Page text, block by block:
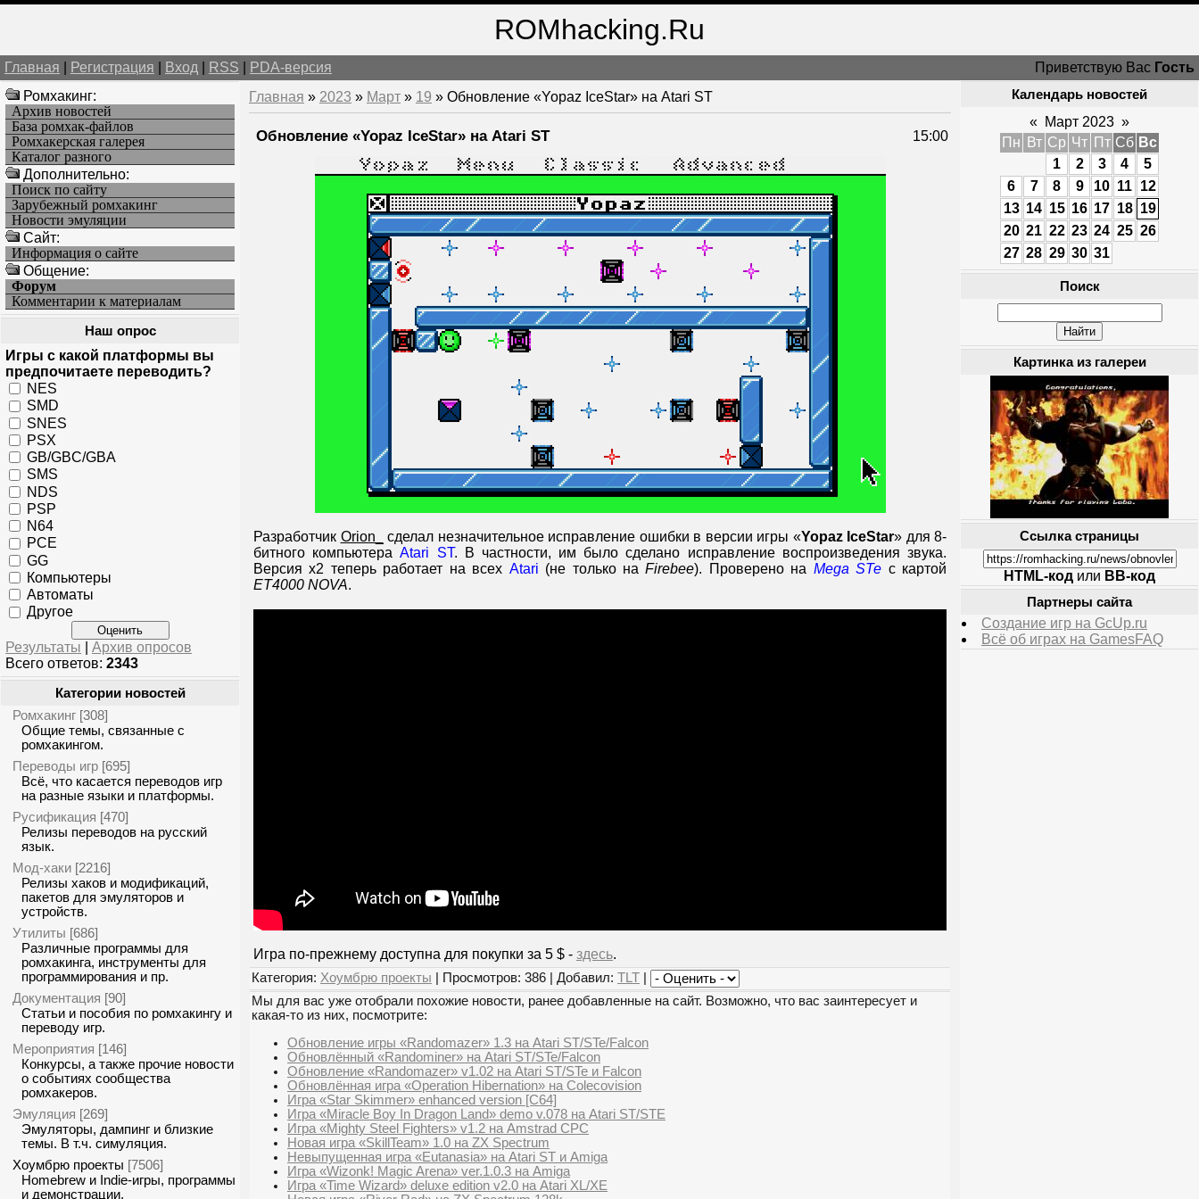
ROMhacking.Ru
Главная Регистрация Вход RSS PDA-версия Приветствую Вас Гость
Ромхакинг:
Архив новостей
База ромхак-файлов
Ромхакерская галерея
Каталог разного
Дополнительно:
Поиск по сайту
Зарубежный ромхакинг
Новости эмуляции
Cайт:
Информация о сайте
Общение:
Форум
Комментарии к материалам
Наш опрос
Игры с какой платформы вы
предпочитаете переводить?
NES
SMD
SNES
PSX
GB/GBC/GBA
SMS
NDS
PSP
N64
PCE
GG
Компьютеры
Автоматы
Другое
Результаты
Архив опросов
Всего ответов: 2343
Категории новостей
Ромхакинг [308]
Общие темы, связанные с
ромхакингом.
Переводы игр [695]
Всё, что касается переводов игр
на разные языки и платформы.
Русификация [470]
Релизы переводов на русский
язык.
Мод-хаки [2216]
Релизы хаков и модификаций,
пакетов для эмуляторов и
устройств.
Утилиты [686]
Различные программы для
ромхакинга, инструменты для
программирования и пр.
Документация [90]
Статьи и пособия по ромхакингу и
переводу игр.
Мероприятия [146]
Конкурсы, а также прочие новости
о событиях сообщества
ромхакеров.
Эмуляция [269]
Эмуляторы, дампинг и близкие
темы. В т.ч. симуляция.
Хоумбрю проекты [7506]
Homebrew и Indie-игры, программы
и демонстрации.
Главная » 2023 » Март » 19 » Обновление «Yopaz IceStar» на Atari ST
Обновление «Yopaz IceStar» на Atari ST 15:00
Разработчик Orion_ сделал незначительное исправление ошибки в версии игры «Yopaz IceStar» для 8-
битного компьютераAtari ST. В частности, им было сделано исправление воспроизведения звука.
Версия x2 теперь работает на всех Atari (не только наFirebee). Проверено на Mega STe с картой
ET4000 NOVA.
Игра по-прежнему доступна для покупки за 5 $ - здесь.
Категория: Хоумбрю проекты | Просмотров: 386 | Добавил: TLT
Мы для вас уже отобрали похожие новости, ранее добавленные на сайт. Возможно, что вас заинтересует и
какая-то из них, посмотрите:
Обновление игры «Randomazer» 1.3 на Atari ST/STe/Falcon
Обновлённый «Randominer» на Atari ST/STe/Falcon
Обновление «Randomazer» v1.02 на Atari ST/STe и Falcon
Обновлённая игра «Operation Hibernation» на Colecovision
Игра «Star Skimmer» enhanced version [C64]
Игра «Miracle Boy In Dragon Land» demo v.078 на Atari ST/STE
Игра «Mighty Steel Fighters» v1.2 на Amstrad CPC
Новая игра «SkillTeam» 1.0 на ZX Spectrum
Невыпущенная игра «Eutanasia» на Atari ST и Amiga
Игра «Wizonk! Magic Arena» ver.1.0.3 на Amiga
Игра «Time Wizard» deluxe edition v2.0 на Atari XL/XE
Календарь новостей
« Март 2023 »
Пн
Вт Ср Чт Пт Сб Вс
1
2 3 4
5
6
7 8 9 10 11 12
13 14 15 16 17 18 19
20 21 22 23 24 25 26
27 28 29 30 31
Поиск
Картинка из галереи
Ссылка страницы
HTML-код или BB-код
Партнеры сайта
Создание игр на GcUp.ru
Всё об играх на GamesFAQ